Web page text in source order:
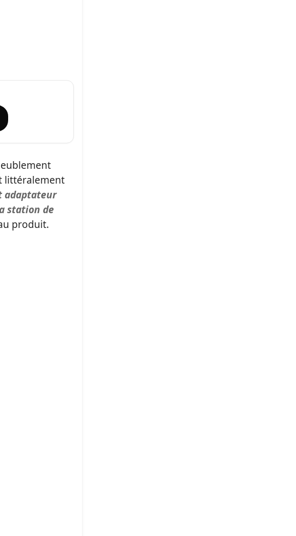
littéralement
adaptateur
station de
produit.